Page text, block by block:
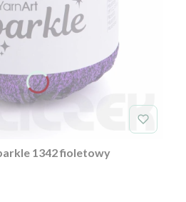
1342 fioletowy